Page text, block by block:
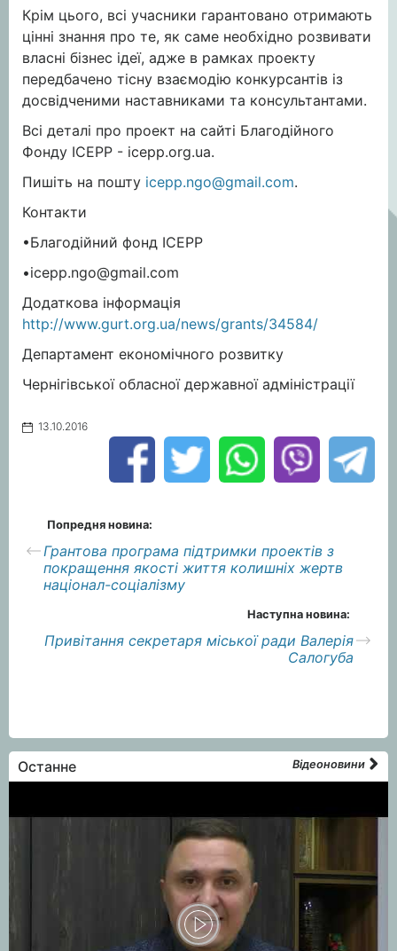
Крім цього, всі учасники гарантовано отримають
цінні знання про те, як саме необхідно розвивати
власні бізнес ідеї, адже в рамках проекту
передбачено тісну взаємодію конкурсантів із
досвідченими наставниками та консультантами.
Всі деталі про проект на сайті Благодійного
Фонду ІСЕРР - icepp.org.ua.
Пишіть на пошту icepp.ngo@gmail.com.
Контакти
•Благодійний фонд ІСЕРР
•icepp.ngo@gmail.com
Додаткова інформація
http://www.gurt.org.ua/news/grants/34584/
Департамент економічного розвитку
Чернігівської обласної державної адміністрації
13.10.2016
Попредня новина:
Грантова програма підтримки проектів з
покращення якості життя колишніх жертв
націонал-соціалізму
Наступна новина:
Привітання секретаря міської ради Валерія
Салогуба
Останне Відеоновини